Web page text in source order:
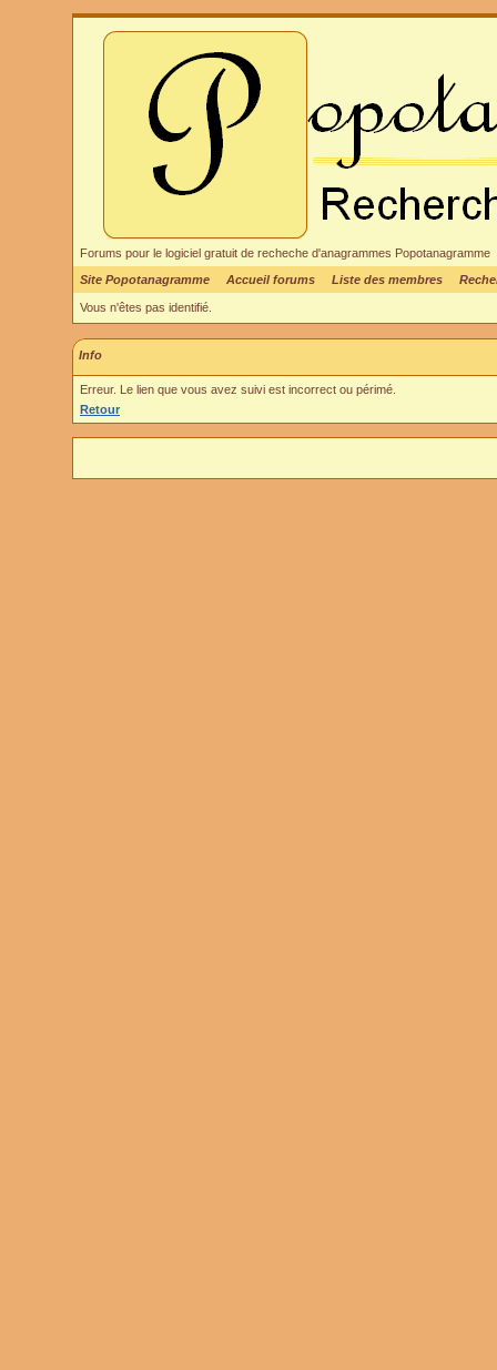
Forums pour le logiciel gratuit de recheche d'anagrammes Popotanagramme
Site Popotanagramme
Accueil forums Liste des membres
Vous n'êtes pas identifié.
Info
Erreur. Le lien que vous avez suivi est incorrect ou périmé.
Retour